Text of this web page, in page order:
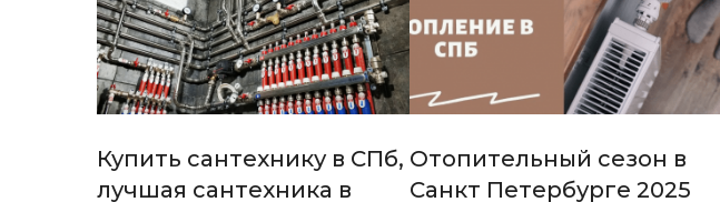
Купить сантехнику в СПб,
лучшая сантехника в
Отопительный сезон в
Санкт Петербурге 2025